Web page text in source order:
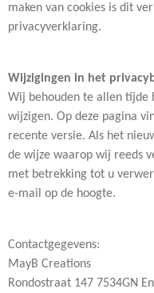
maken van cookies is dit
privacyverklaring.
Wijzigingen in het
Wij behouden te allen tijde
wijzigen. Op deze pagina
recente versie. Als het
de wijze waarop wij reeds
met betrekking tot u
e-mail op de hoogte.
Contactgegevens:
MayB Creations
Rondostraat 147 7534GN